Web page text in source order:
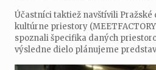
Účastníci taktiež navštívili Pražské
kultúrne priestory
spoznali špecifika daných
výsledne dielo plánujeme